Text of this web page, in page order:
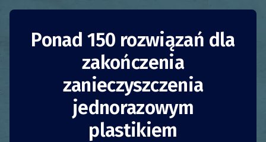
Popularyzacja
sprzedaży luzem
Francja
Zmniejszenie zużycia
Ponad 150 rozwiązań dla
zakończenia
zanieczyszczenia
jednorazowym
plastikiem